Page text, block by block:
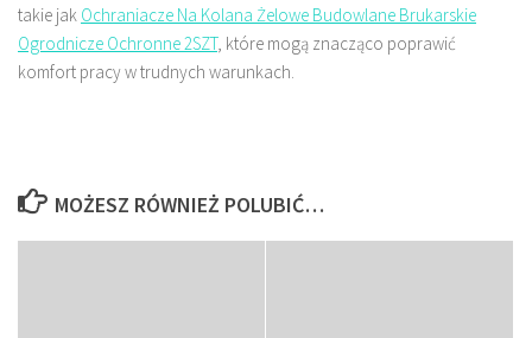
takie jak Ochraniacze Na Kolana Żelowe Budowlane Brukarskie
Ogrodnicze Ochronne 2SZT, które mogą znacząco poprawić
komfort pracy w trudnych warunkach.
MOŻESZ RÓWNIEŻ POLUBIĆ…